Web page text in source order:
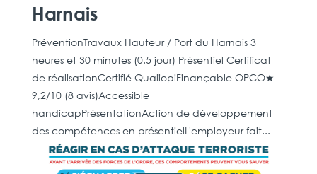
Harnais
PréventionTravaux Hauteur / Port du Harnais 3
heures et 30 minutes (0.5 jour) Présentiel Certificat
de réalisationCertifié QualiopiFinançable OPCO★
9,2/10 (8 avis)Accessible
handicapPrésentationAction de développement
des compétences en présentielL'employeur fait...